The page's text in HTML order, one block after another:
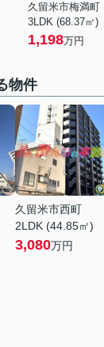
久留米市梅満町
3LDK (68.37㎡)
1,198万円
物件
久留米市西町
2LDK (44.85㎡)
3,080万円